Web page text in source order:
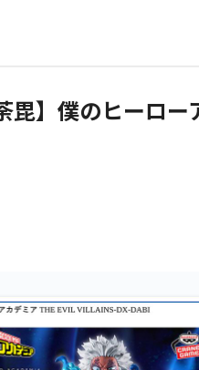
】僕のヒーロー